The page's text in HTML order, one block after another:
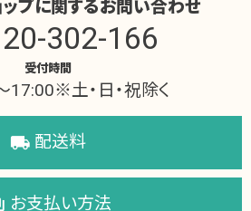
ップに関するお問い合わせ
302-166
受付時間
17:00※土・日・祝除く
local_shipping 配送料
お支払い方法